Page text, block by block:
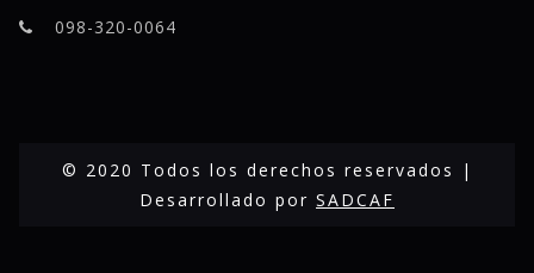
098-320-0064
© 2020 Todos los derechos reservados |
Desarrollado por SADCAF